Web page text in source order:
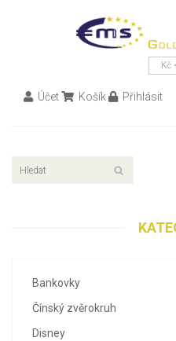
Kč
Účet Košík Přihlásit
Bankovky
Čínský zvěrokruh
Disney